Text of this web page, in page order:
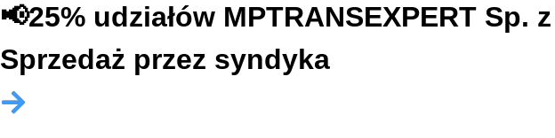
📢25% udziałów MPTRANSEXPERT Sp.
Sprzedaż przez syndyka